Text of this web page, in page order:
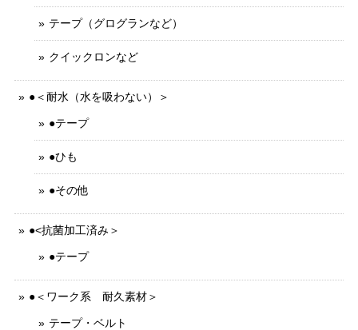
テープ（グログランなど）
クイックロンなど
●＜耐水（水を吸わない）＞
●テープ
●ひも
●その他
●<抗菌加工済み＞
●テープ
●＜ワーク系 耐久素材＞
テープ・ベルト